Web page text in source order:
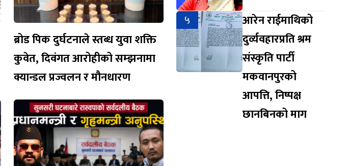
ब्रोड पिक दुर्घटनाले स्तब्ध युवा शक्ति
कुवेत, दिवंगत आरोहीको सम्झनामा
क्यान्डल प्रज्वलन र मौनधारण
५
आरेन राईमाथिको
दुर्व्यवहारप्रति श्रम
संस्कृति पार्टी
मकवानपुरको
आपत्ति, निष्पक्ष
छानबिनको माग